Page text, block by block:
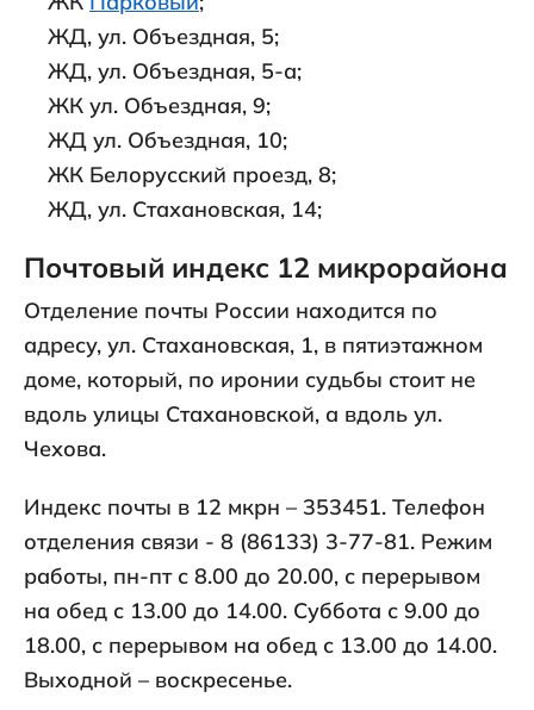
ЖД, ул. Объездная, 5;
ЖД, ул. Объездная, 5-а;
ЖК ул. Объездная, 9;
ЖД ул. Объездная, 10;
ЖК Белорусский проезд, 8;
ЖД, ул. Стахановская, 14;
Почтовый индекс 12 микрорайона
Отделение почты России находится по
адресу, ул. Стахановская, 1, в пятиэтажном
доме, который, по иронии судьбы стоит не
вдоль улицы Стахановской, а вдоль ул.
Чехова.
Индекс почты в 12 мкрн – 353451. Телефон
отделения связи - 8 (86133) 3-77-81. Режим
работы, пн-пт с 8.00 до 20.00, с перерывом
на обед с 13.00 до 14.00. Суббота с 9.00 до
18.00, с перерывом на обед с 13.00 до 14.00.
Выходной – воскресенье.